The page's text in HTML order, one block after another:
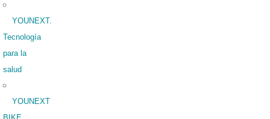
YOUNEXT.
Tecnología
para la
salud
YOUNEXT